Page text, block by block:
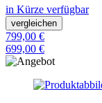
in Kürze verfügbar
vergleichen
799,00 €
699,00 €